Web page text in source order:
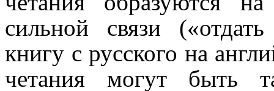
сильной связи
книгу с русского на
че­та­ния могут быть